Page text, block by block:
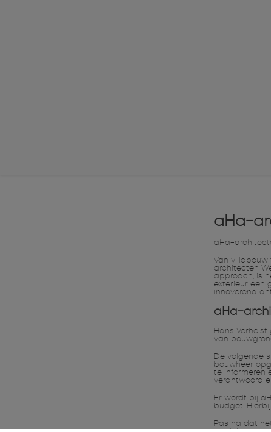
aHa-
aHa-
Van
architecten
approach, is
exterieur een
innoverend
aHa-
Hans
van
De volgende
bouwheer
te informeren
verantwoord
Er wordt bij
budget.
Pas na dat